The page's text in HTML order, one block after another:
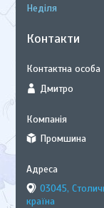
Неділя
Контакти
Дмитро
Промшина
03045,
країна